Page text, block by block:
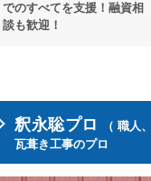
でのすべてを支援！融資相
談も歓迎！
釈永聡プロ
（ 職人
瓦葺き工事のプロ